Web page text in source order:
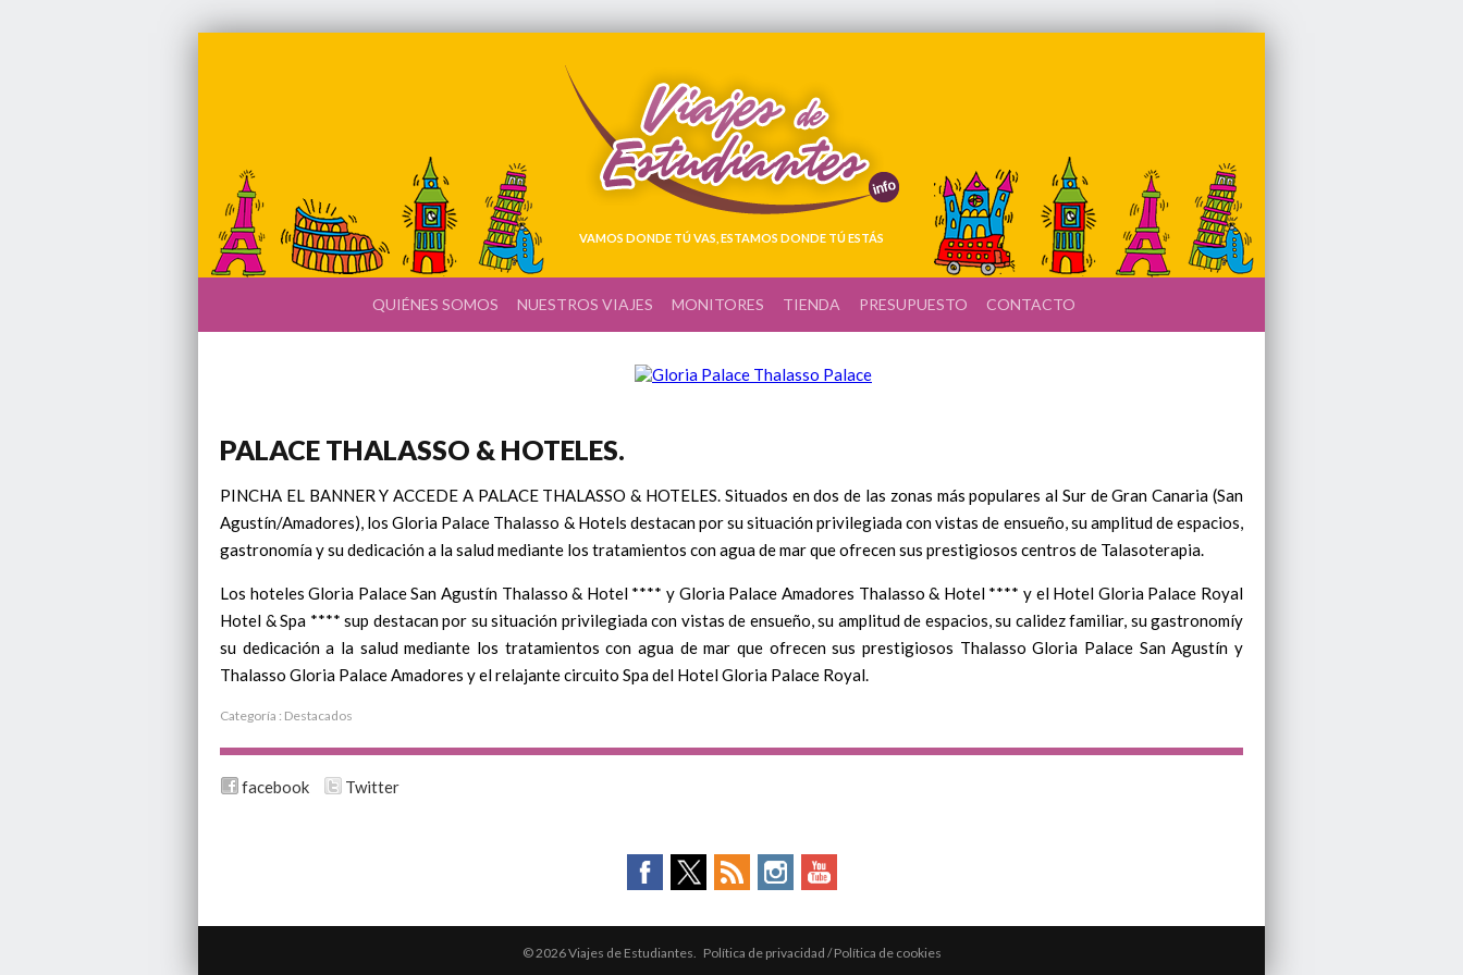
VAMOS DONDE TÚ VAS, ESTAMOS DONDE TÚ ESTÁS
QUIÉNES SOMOS NUESTROS VIAJES MONITORES TIENDA PRESUPUESTO CONTACTO
PALACE THALASSO & HOTELES.
PINCHA EL BANNER Y ACCEDE A PALACE THALASSO & HOTELES. Situados en dos de las zonas más populares al Sur de Gran Canaria (San
Agustín/Amadores), los Gloria Palace Thalasso & Hotels destacan por su situación privilegiada con vistas de ensueño, su amplitud de espacios,
gastronomía y su dedicación a la salud mediante los tratamientos con agua de mar que ofrecen sus prestigiosos centros de Talasoterapia.
Los hoteles Gloria Palace San Agustín Thalasso & Hotel **** y Gloria Palace Amadores Thalasso & Hotel **** y el Hotel Gloria Palace Royal
Hotel & Spa **** sup destacan por su situación privilegiada con vistas de ensueño, su amplitud de espacios, su calidez familiar, su gastronomíy
su dedicación a la salud mediante los tratamientos con agua de mar que ofrecen sus prestigiosos Thalasso Gloria Palace San Agustín y
Thalasso Gloria Palace Amadores y el relajante circuito Spa del Hotel Gloria Palace Royal.
Categoría : Destacados
facebook Twitter
© 2026 Viajes de Estudiantes. Política de privacidad /Política de cookies